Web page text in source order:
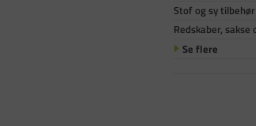
Stof og sy tilbehør
Redskaber, sakse
Se flere